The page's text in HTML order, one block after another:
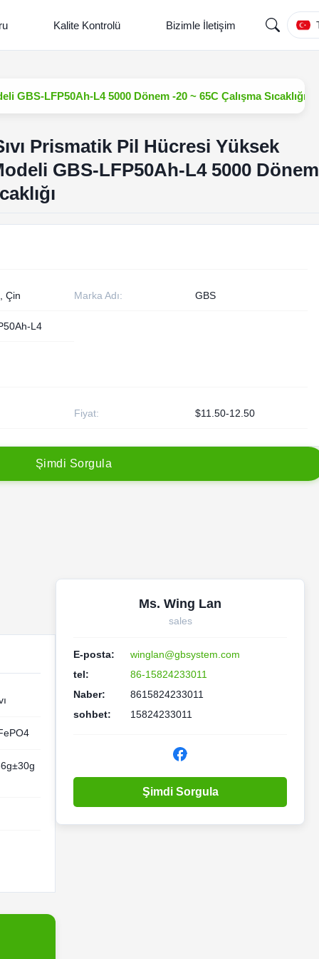
Kalite Kontrolü Bizimle İletişim
LFP50Ah-L4 5000 Dönem -20 ~ 65C Çalışma Sıcaklığı
Prismatik Pil Hücresi Yüksek
GBS-LFP50Ah-L4 5000 Dönem
Çin Marka Adı: GBS
L4
Fiyat: $11.50-12.50
Şimd i Sorgu a
Ms. Wing Lan
sales
E-posta:
winglan@gbsystem.com
tel:
86-15824233011
Naber:
8615824233011
sohbet:
15824233011
Şimdi Sorgula